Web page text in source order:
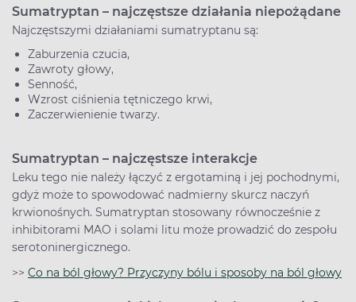
Sumatryptan – najczęstsze działania niepożądane
Najczęstszymi działaniami sumatryptanu są:
Zaburzenia czucia,
Zawroty głowy,
Senność,
Wzrost ciśnienia tętniczego krwi,
Zaczerwienienie twarzy.
Sumatryptan – najczęstsze interakcje
Leku tego nie należy łączyć z ergotaminą i jej pochodnymi,
gdyż może to spowodować nadmierny skurcz naczyń
krwionośnych. Sumatryptan stosowany równocześnie z
inhibitorami MAO i solami litu może prowadzić do zespołu
serotoninergicznego.
>> Co na ból głowy? Przyczyny bólu i sposoby na ból głowy